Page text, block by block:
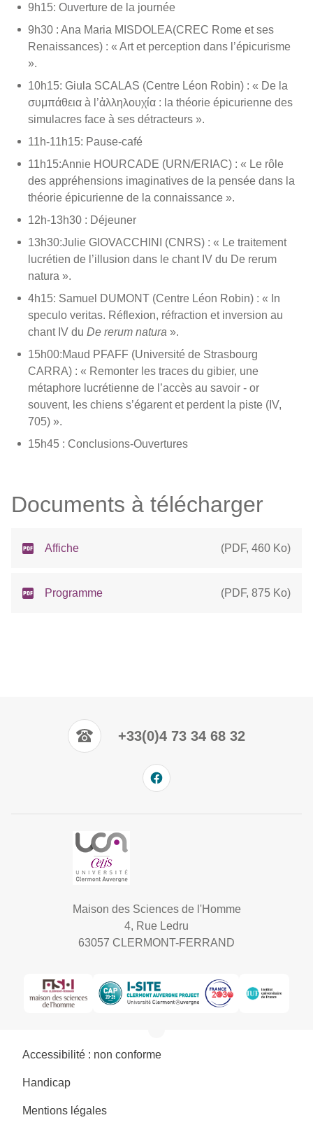
9h15: Ouverture de la journée
9h30 : Ana Maria MISDOLEA(CREC Rome et ses
Renaissances) : « Art et perception dans l’épicurisme
».
10h15: Giula SCALAS (Centre Léon Robin) : « De la
συμπάθεια à l’ἀλληλουχία : la théorie épicurienne des
simulacres face à ses détracteurs ».
11h-11h15: Pause-café
11h15:Annie HOURCADE (URN/ERIAC) : « Le rôle
des appréhensions imaginatives de la pensée dans la
théorie épicurienne de la connaissance ».
12h-13h30 : Déjeuner
13h30:Julie GIOVACCHINI (CNRS) : « Le traitement
lucrétien de l’illusion dans le chant IV du De rerum
natura ».
4h15: Samuel DUMONT (Centre Léon Robin) : « In
speculo veritas. Réflexion, réfraction et inversion au
chant IV du De rerum natura ».
15h00:Maud PFAFF (Université de Strasbourg
CARRA) : « Remonter les traces du gibier, une
métaphore lucrétienne de l’accès au savoir - or
souvent, les chiens s’égarent et perdent la piste (IV,
705) ».
15h45 : Conclusions-Ouvertures
Documents à télécharger
Affiche (PDF, 460 Ko)
Programme (PDF, 875 Ko)
+33(0)4 73 34 68 32
Maison des Sciences de l'Homme
4, Rue Ledru
63057 CLERMONT-FERRAND
Accessibilité : non conforme
Handicap
Mentions légales